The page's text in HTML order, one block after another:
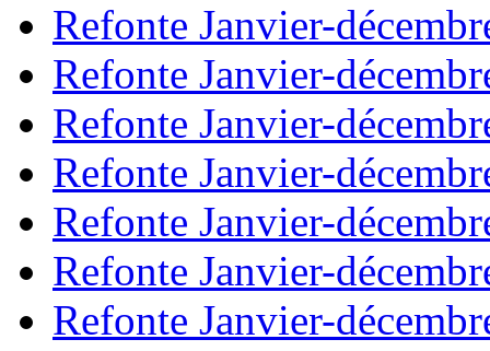
Refonte Janvier-
Refonte Janvier-
Refonte Janvier-
Refonte Janvier-
Refonte Janvier-
Refonte Janvier-
Refonte Janvier-